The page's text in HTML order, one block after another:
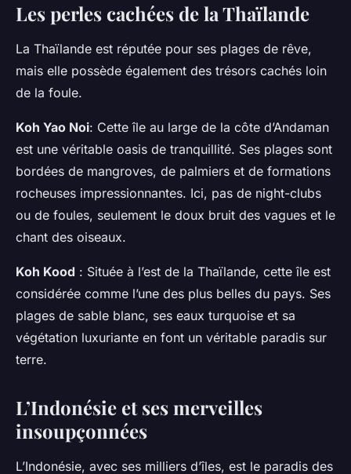
Les perles cachées de la Thaïlande
La Thaïlande est réputée pour ses plages de rêve,
mais elle possède également des trésors cachés loin
de la foule.
Koh Yao Noi: Cette île au large de la côte d’Andaman
est une véritable oasis de tranquillité. Ses plages sont
bordées de mangroves, de palmiers et de formations
rocheuses impressionnantes. Ici, pas de night-clubs
ou de foules, seulement le doux bruit des vagues et le
chant des oiseaux.
Koh Kood : Située à l’est de la Thaïlande, cette île est
considérée comme l’une des plus belles du pays. Ses
plages de sable blanc, ses eaux turquoise et sa
végétation luxuriante en font un véritable paradis sur
terre.
L’Indonésie et ses merveilles
insoupçonnées
L’Indonésie, avec ses milliers d’îles, est le paradis des